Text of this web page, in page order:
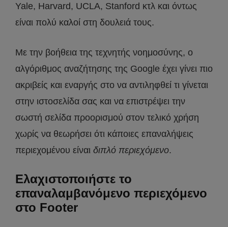
Yale, Harvard, UCLA, Stanford κτλ και όντως
είναι πολύ καλοί στη δουλειά τους.
Με την βοήθεια της τεχνητής νοημοσύνης, ο
αλγόριθμος αναζήτησης της Google έχει γίνει πιο
ακριβείς και εναργής στο να αντιληφθεί τι γίνεται
στην ιστοσελίδα σας και να επιστρέψει την
σωστή σελίδα προορισμού στον τελικό χρήση
χωρίς να θεωρήσει ότι κάποιες επαναλήψεις
περιεχομένου είναι διπλό περιεχόμενο.
Ελαχιστοποιήστε το
επαναλαμβανόμενο περιεχόμενο
στο Footer